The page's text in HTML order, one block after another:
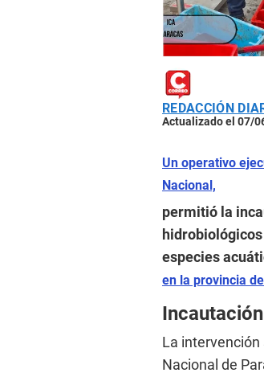
REDACCIÓN
Actualizado el 07/
Un operativo
Nacional,
permitió la
especies
en la provincia
La intervención
Nacional de